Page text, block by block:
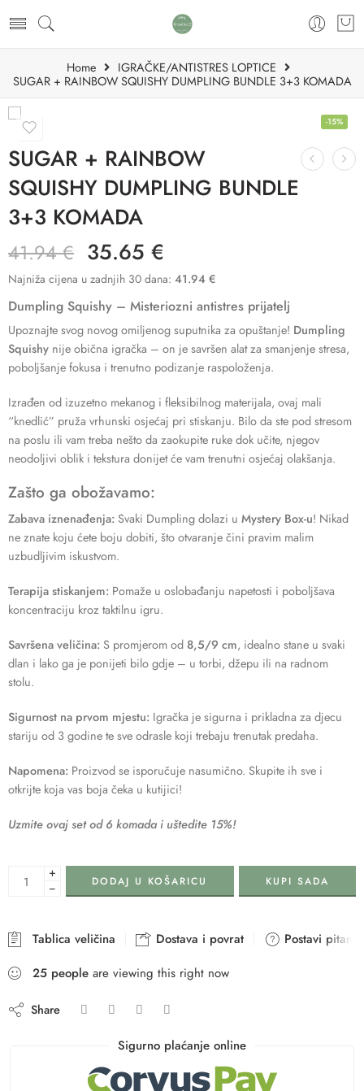
Home
IGRAČKE/ANTISTRES LOPTICE
SUGAR + RAINBOW SQUISHY DUMPLING BUNDLE 3+3 KOMADA
-15%
SUGAR + RAINBOW
SQUISHY DUMPLING BUNDLE
3+3 KOMADA
41.94€ 35.65 €
Najniža cijena u zadnjih 30 dana: 41.94 €
Dumpling Squishy – Misteriozni antistres prijatelj
Upoznajte svog novog omiljenog suputnika za opuštanje! Dumpling
Squishy nije obična igračka – on je savršen alat za smanjenje stresa,
poboljšanje fokusa i trenutno podizanje raspoloženja.
Izrađen od izuzetno mekanog i fleksibilnog materijala, ovaj mali
“knedlić” pruža vrhunski osjećaj pri stiskanju. Bilo da ste pod stresom
na poslu ili vam treba nešto da zaokupite ruke dok učite, njegov
neodoljivi oblik i tekstura donijet će vam trenutni osjećaj olakšanja.
Zašto ga obožavamo:
Zabava iznenađenja:Svaki Dumpling dolazi u Mystery Box-u! Nikad
ne znate koju ćete boju dobiti, što otvaranje čini pravim malim
uzbudljivim iskustvom.
Terapija stiskanjem: Pomaže u oslobađanju napetosti i poboljšava
koncentraciju kroz taktilnu igru.
Savršena veličina:S promjerom od8,5/9 cm, idealno stane u svaki
dlan i lako ga je ponijeti bilo gdje – u torbi, džepu ili na radnom
stolu.
Sigurnost na prvom mjestu: Igračka je sigurna i prikladna za djecu
stariju od 3 godine te sve odrasle koji trebaju trenutak predaha.
Napomena: Proizvod se isporučuje nasumično. Skupite ih sve i
otkrijte koja vas boja čeka u kutijici!
Uzmite ovaj set od 6 komada i uštedite 15%!
+
−
DODAJ U KOŠARICU KUPI SADA
Tablica veličina Dostava i povrat
Postavi pitanje
25 people are viewing this right now
Share
Sigurno plaćanje online